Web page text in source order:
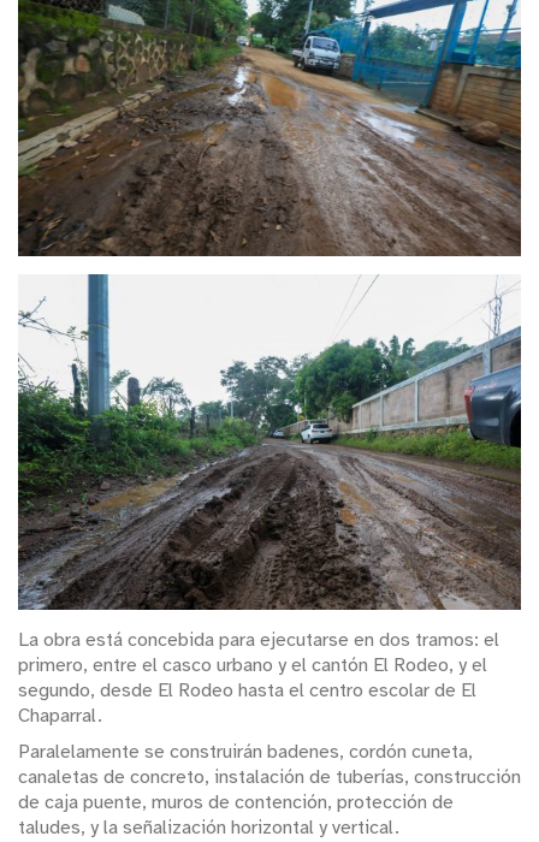
La obra está concebida para ejecutarse en dos tramos: el
primero, entre el casco urbano y el cantón El Rodeo, y el
segundo, desde El Rodeo hasta el centro escolar de El
Chaparral.
Paralelamente se construirán badenes, cordón cuneta,
canaletas de concreto, instalación de tuberías, construcción
de caja puente, muros de contención, protección de
taludes, y la señalización horizontal y vertical.